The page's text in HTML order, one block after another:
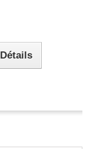
Détails